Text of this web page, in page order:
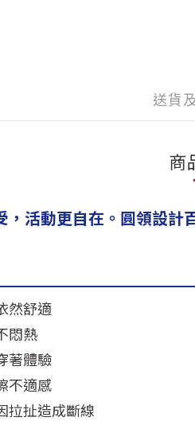
送貨
商
活動更自在。圓領設
然舒適
悶熱
著體驗
不適感
拉扯造成斷線